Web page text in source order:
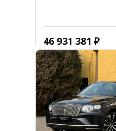
46 931 381 ₽